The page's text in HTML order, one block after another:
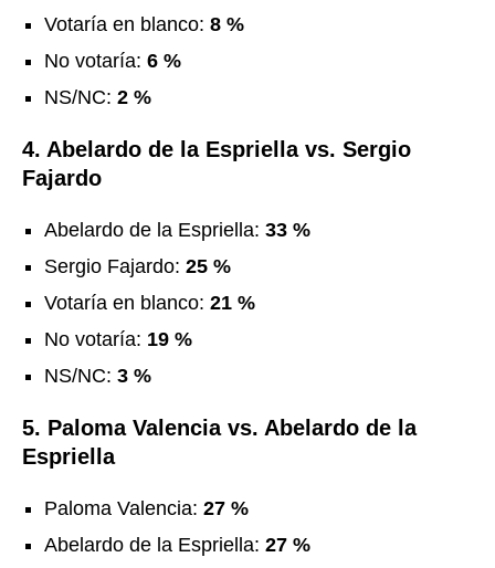
Votaría en blanco: 8 %
No votaría: 6 %
NS/NC: 2 %
4. Abelardo de la Espriella vs. Sergio
Fajardo
Abelardo de la Espriella: 33 %
Sergio Fajardo: 25 %
Votaría en blanco: 21 %
No votaría: 19 %
NS/NC: 3 %
5. Paloma Valencia vs. Abelardo de la
Espriella
Paloma Valencia: 27 %
Abelardo de la Espriella: 27 %